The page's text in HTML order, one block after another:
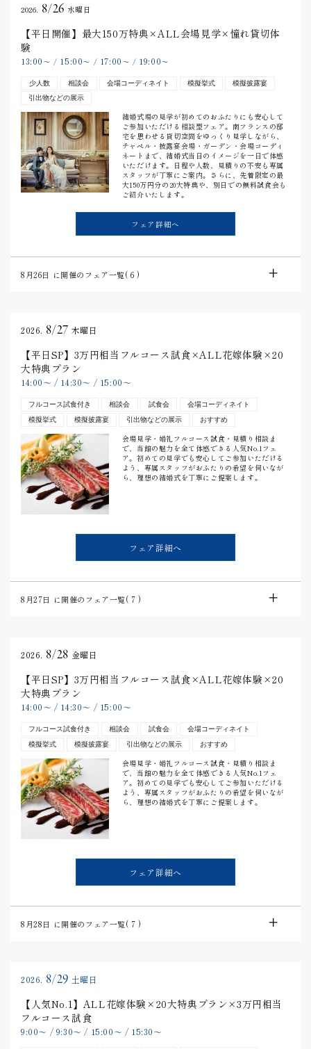
2026. 8/26 水曜日
【平日開催】最大150万特典×ALL会場見学×憧れ貸切体
験
13:00 〜/ 15:00〜 / 17:00 〜/ 19:00〜
少人数 相談会 会場コーディネイト 模擬挙式
模擬披露宴
引出物などの展示
結婚式場の見学が初めてのおふたりにも安心して
ご参加いただける相談型フェア。南フランスの邸
宅を思わせる貸切空間をゆっくり見学しながら、
チャペル・披露宴会場・ガーデン・会場コーディ
ネートまで、結婚式当日のイメージを一日で体感
いただけます。日程や人数、見積りの不安も専属
スタッフが丁寧にご案内。さらに、先着限定の最
大150万円分の20大特典や、別日での無料試食会も
ご紹介いたします。
フェア詳細へ
8月26日 に開催のフェア一覧(6 )
2026. 8/27 木曜日
【平日SP】3万円相当フルコース試食×ALL花嫁体験×20
大特典プラン
14:00〜 / 14:30〜 / 15:00〜
フルコース試食付き 相談会 試食会
会場コーディネイト
模擬挙式
模擬披露宴 引出物などの展示 おすすめ
会場見学・婚礼フルコース試食・見積り相談ま
で、当館の魅力を全て体感できる人気No.1フェ
ア。初めての見学でも安心してご参加いただける
よう、専属スタッフがおふたりの希望を伺いなが
ら、理想の結婚式を丁寧にご提案します。
フェア詳細へ
8月27日 に開催のフェア一覧(7 )
2026. 8/28 金曜日
【平日SP】3万円相当フルコース試食×ALL花嫁体験×20
大特典プラン
14:00〜 / 14:30〜 / 15:00〜
フルコース試食付き 相談会 試食会
会場コーディネイト
模擬挙式
模擬披露宴 引出物などの展示 おすすめ
会場見学・婚礼フルコース試食・見積り相談ま
で、当館の魅力を全て体感できる人気No.1フェ
ア。初めての見学でも安心してご参加いただける
よう、専属スタッフがおふたりの希望を伺いなが
ら、理想の結婚式を丁寧にご提案します。
フェア詳細へ
8月28日 に開催のフェア一覧(7 )
2026. 8/29 土曜日
【人気No.1】ALL花嫁体験×20大特典プラン×3万円相当
フルコース試食
9:00〜 / 9:30〜 / 15:00〜 / 15:30〜